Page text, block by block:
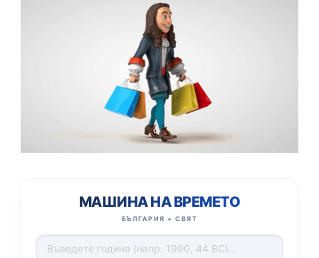
МАШИНА НА ВРЕМЕТО
БЪЛГАРИЯ + СВЯТ